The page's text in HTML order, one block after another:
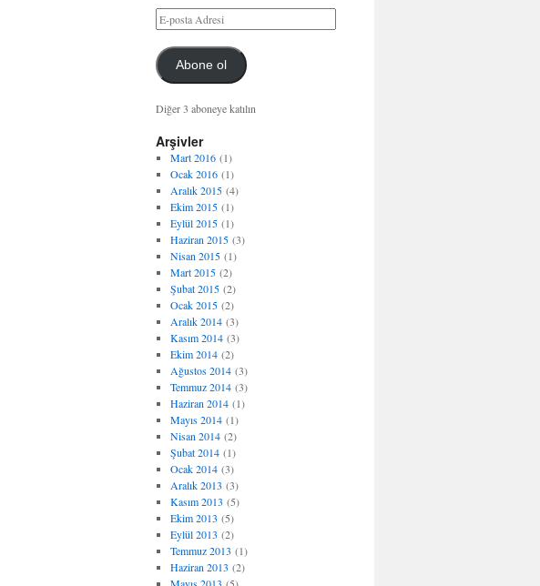
Abone ol
Diğer 3 aboneye katılın
Arşivler
Mart 2016(1)
Ocak 2016(1)
Aralık 2015(4)
Ekim 2015(1)
Eylül 2015(1)
Haziran 2015(3)
Nisan 2015(1)
Mart 2015(2)
Şubat 2015(2)
Ocak 2015(2)
Aralık 2014(3)
Kasım 2014(3)
Ekim 2014(2)
Ağustos 2014(3)
Temmuz 2014(3)
Haziran 2014(1)
Mayıs 2014(1)
Nisan 2014(2)
Şubat 2014(1)
Ocak 2014(3)
Aralık 2013 (3)
Kasım 2013 (5)
Ekim 2013 (5)
Eylül 2013 (2)
Temmuz 2013 (1)
Haziran 2013 (2)